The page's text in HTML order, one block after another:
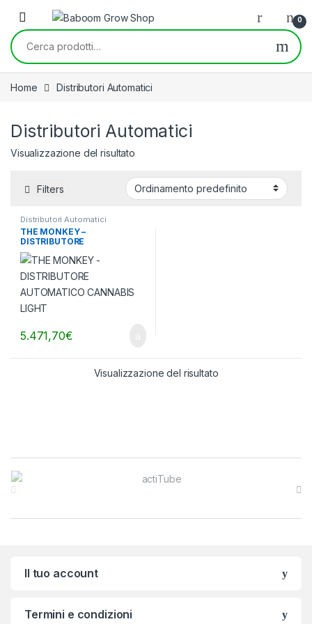
Skip to navigation
Skip to content
0
Cerca:
Home Distributori Automatici
Distributori Automatici
Visualizzazione del risultato
Filters
Distributori Automatici
THE MONKEY –
DISTRIBUTORE
AUTOMATICO CANNABIS
LIGHT
5.471,70€
Visualizzazione del risultato
Brands Carousel
Il tuo account
Termini e condizioni